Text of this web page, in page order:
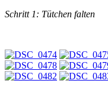
Schritt 1: Tütchen falten